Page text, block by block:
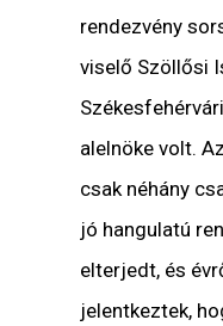
rendezvény
viselő Szöllősi
alelnöke volt.
csak néhány
jó hangulatú
elterjedt, és
jelentkeztek,